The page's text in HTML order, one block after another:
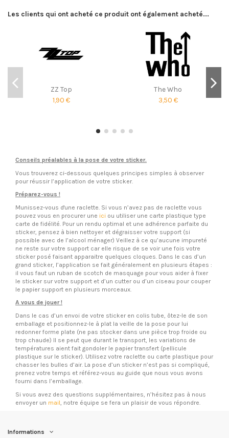
Les clients qui ont acheté ce produit ont également acheté...
ZZ Top
1,90 €
The Who
3,50 €
Conseils préalables à la pose de votre sticker.
Vous trouverez ci-dessous quelques principes simples à observer
pour réussir l’application de votre sticker.
Préparez-vous !
Munissez-vous d'une raclette. Si vous n’avez pas de raclette vous
pouvez vous en procurer une ici ou utiliser une carte plastique type
carte de fidélité. Pour un rendu optimal et une adhérence parfaite du
sticker, pensez à bien nettoyer et dégraisser votre support (si
possible avec de l’alcool ménager) Veillez à ce qu’aucune impureté
ne reste sur votre support car elle risque de se voir une fois votre
sticker posé faisant apparaitre quelques cloques. Dans le cas d’un
grand sticker, l’application se fait généralement en plusieurs étapes :
il vous faut un ruban de scotch de masquage pour vous aider à fixer
le sticker sur votre support et d’un cutter ou d’un ciseau pour couper
le papier support en plusieurs morceaux.
A vous de jouer !
Dans le cas d’un envoi de votre sticker en colis tube, ôtez-le de son
emballage et positionnez-le à plat la veille de la pose pour lui
redonner forme plate (ne pas stocker dans une pièce trop froide ou
trop chaude) Il se peut que durant le transport, les variations de
températures aient fait gondoler le papier transfert (pellicule
plastique sur le sticker). Utilisez votre raclette ou carte plastique pour
chasser les bulles d’air. La pose d’un sticker n’est pas si compliqué,
prenez votre temps et référez-vous au guide que nous vous avons
fourni dans l’emballage.
Si vous avez des questions supplémentaires, n’hésitez pas à nous
envoyer un mail , notre équipe se fera un plaisir de vous répondre.
Informations